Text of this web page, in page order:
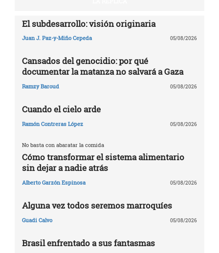
El subdesarrollo: visión originaria
Juan J. Paz-y-Miño Cepeda 05/08/2026
Cansados del genocidio: por qué
documentar la matanza no salvará a Gaza
Ramzy Baroud 05/08/2026
Cuando el cielo arde
Ramón Contreras López 05/08/2026
No basta con abaratar la comida
Cómo transformar el sistema alimentario
sin dejar a nadie atrás
Alberto Garzón Espinosa 05/08/2026
Alguna vez todos seremos marroquíes
Guadi Calvo 05/08/2026
Brasil enfrentado a sus fantasmas